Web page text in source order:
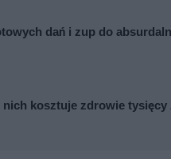
dań i zup do
kosztuje zdrowie tysięcy